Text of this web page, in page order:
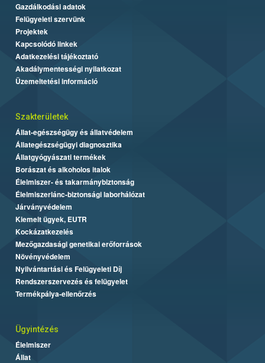
Gazdálkodási adatok
Felügyeleti szervünk
Projektek
Kapcsolódó linkek
Adatkezelési tájékoztató
Akadálymentességi nyilatkozat
Üzemeltetési információ
Szakterületek
Állat-egészségügy és állatvédelem
Állategészségügyi diagnosztika
Állatgyógyászati termékek
Borászat és alkoholos italok
Élelmiszer- és takarmánybiztonság
Élelmiszerlánc-biztonsági laborhálózat
Járványvédelem
Kiemelt ügyek, EUTR
Kockázatkezelés
Mezőgazdasági genetikai erőforrások
Növényvédelem
Nyilvántartási és Felügyeleti Díj
Rendszerszervezés és felügyelet
Termékpálya-ellenőrzés
Ügyintézés
Élelmiszer
Állat